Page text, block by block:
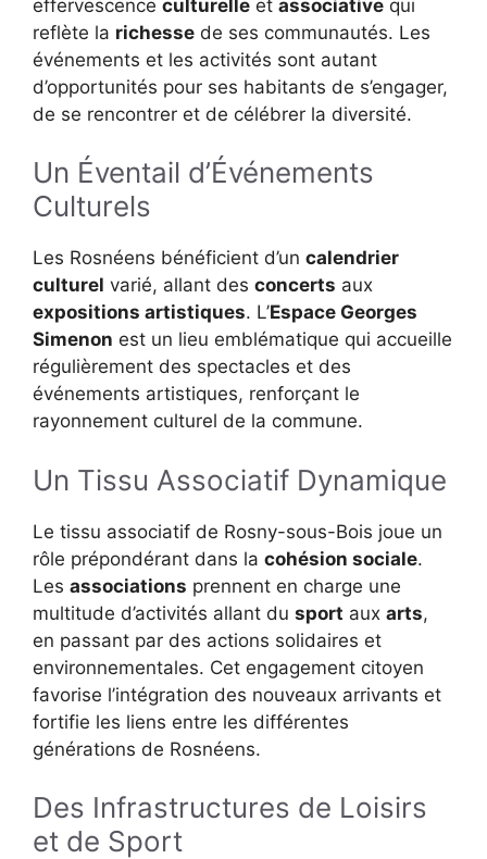
effervescence culturelle et associative qui
reflète la richesse de ses communautés. Les
événements et les activités sont autant
d’opportunités pour ses habitants de s’engager,
de se rencontrer et de célébrer la diversité.
Un Éventail d’Événements
Culturels
Les Rosnéens bénéficient d’un calendrier
culturel varié, allant des concerts aux
expositions artistiques. L’Espace Georges
Simenon est un lieu emblématique qui accueille
régulièrement des spectacles et des
événements artistiques, renforçant le
rayonnement culturel de la commune.
Un Tissu Associatif Dynamique
Le tissu associatif de Rosny-sous-Bois joue un
rôle prépondérant dans la cohésion sociale.
Les associations prennent en charge une
multitude d’activités allant du sport aux arts,
en passant par des actions solidaires et
environnementales. Cet engagement citoyen
favorise l’intégration des nouveaux arrivants et
fortifie les liens entre les différentes
générations de Rosnéens.
Des Infrastructures de Loisirs
et de Sport